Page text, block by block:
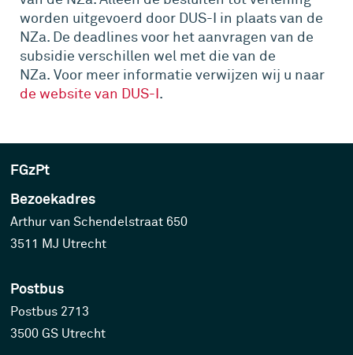
worden uitgevoerd door DUS-I in plaats van de
NZa. De deadlines voor het aanvragen van de
subsidie verschillen wel met die van de
NZa. Voor meer informatie verwijzen wij u naar
de website van DUS-I.
FGzPt
Bezoekadres
Arthur van Schendelstraat 650
3511 MJ Utrecht
Postbus
Postbus 2713
3500 GS Utrecht